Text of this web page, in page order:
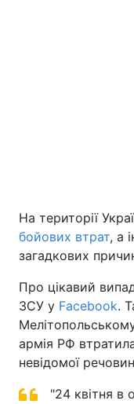
Головна
Україна
Економіка
Спорт
Техно і зв'язок
Зброя
На території
бойових втрат, а
загадкових
Про цікавий
ЗСУ у Facebook.
армія РФ
невідомої
"24 квітня в